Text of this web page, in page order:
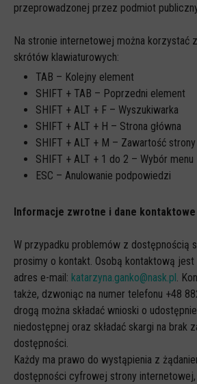
przeprowadzonej przez podmiot
Na stronie internetowej można korzystać
skrótów klawiaturowych:
TAB – Kolejny element
SHIFT + TAB – Poprzedni element
SHIFT + ALT + F – Wyszukiwarka
SHIFT + ALT + H – Strona główna
SHIFT + ALT + M – Zawartość strony
SHIFT + ALT + 1 do 2 – Wybór menu
ESC – Anulowanie podpowiedzi
Informacje zwrotne i dane kontaktowe
W przypadku problemów z dostępnością
prosimy o kontakt. Osobą kontaktową jest
adres e-mail: katarzyna.ganko@nask.pl.
także, dzwoniąc na numer telefonu +48
drogą można składać wnioski o
niedostępnej oraz składać skargi na brak
dostępności.
Każdy ma prawo do wystąpienia z
dostępności cyfrowej strony
Spoty
Audiobooki
Infografiki
Badania i raporty
Gry
LARP o dezinformacji "Koryntia"
Gra karciana o deinformacji "Dezinfo"
Gra planszowa o cyberhigienie "Digital
Kontakt
Dane teleadresowe
Dołącz do newslettera